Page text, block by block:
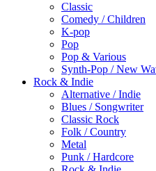
Classic
Comedy / Children
K-pop
Pop
Pop & Various
Synth-Pop / New
Rock & Indie
Alternative / Indie
Blues / Songwriter
Classic Rock
Folk / Country
Metal
Punk / Hardcore